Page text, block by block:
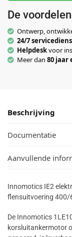
De
Ontwerp,
24/7
Helpdeskvoor
Meer dan 80 jaar
Beschrijving
Documentatie
Aanvullende
Innomotics IE2
flensuitvoering 400/
De Innomotics
korsluitankermotor